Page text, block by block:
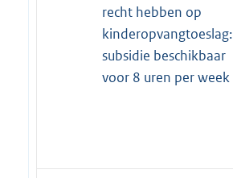
recht hebben op
kinderopvangtoeslag:
subsidie beschikbaar
voor 8 uren per week